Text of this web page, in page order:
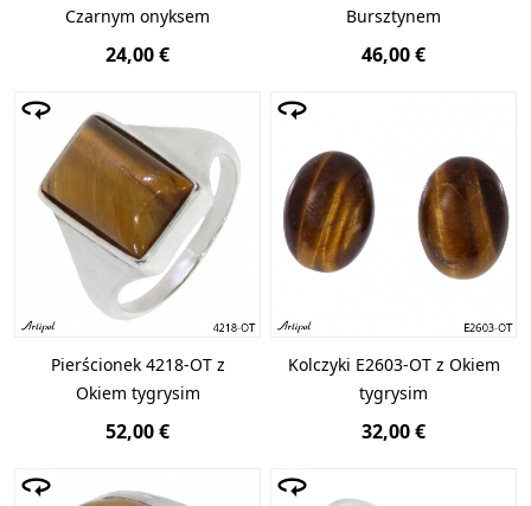
Czarnym onyksem
24,00 €
Bursztynem
46,00 €
Pierścionek 4218-OT z
Okiem tygrysim
52,00 €
Kolczyki E2603-OT z Okiem
tygrysim
32,00 €